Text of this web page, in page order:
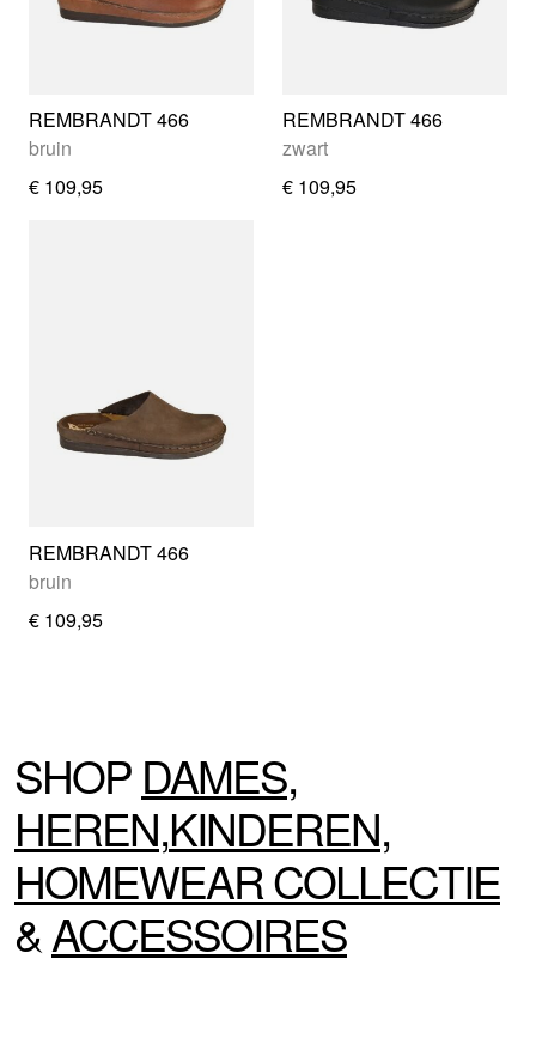
REMBRANDT 466
bruin
€ 109,95
REMBRANDT 466
zwart
€ 109,95
REMBRANDT 466
bruin
€ 109,95
SHOP DAMES,
HEREN,KINDEREN,
HOMEWEARCOLLECTIE
&ACCESSOIRES